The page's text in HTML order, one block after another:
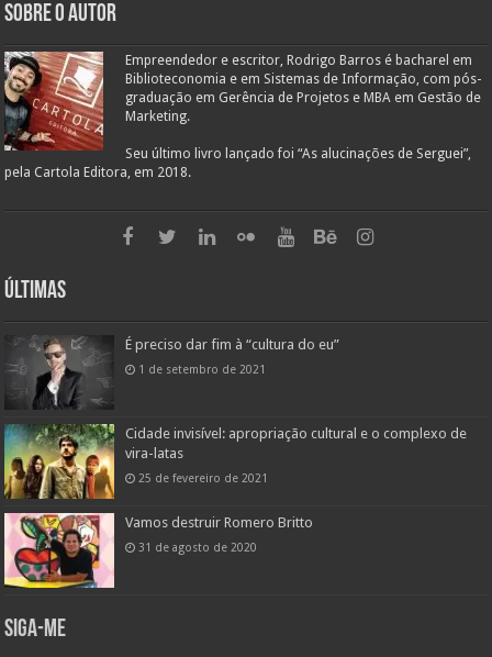
Sobre o autor
Empreendedor e escritor, Rodrigo Barros é bacharel em
Biblioteconomia e em Sistemas de Informação, com pós-
graduação em Gerência de Projetos e MBA em Gestão de
Marketing.
Seu último livro lançado foi “As alucinações de Serguei”,
pela Cartola Editora, em 2018.
Últimas
É preciso dar fim à “cultura do eu”
1 de setembro de 2021
Cidade invisível: apropriação cultural e o complexo de
vira-latas
25 de fevereiro de 2021
Vamos destruir Romero Britto
31 de agosto de 2020
Siga-me